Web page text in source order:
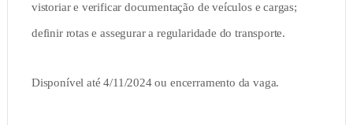
vistoriar e verificar documentação de veículos e cargas;
definir rotas e assegurar a regularidade do transporte.
Disponível até 4/11/2024 ou encerramento da vaga.